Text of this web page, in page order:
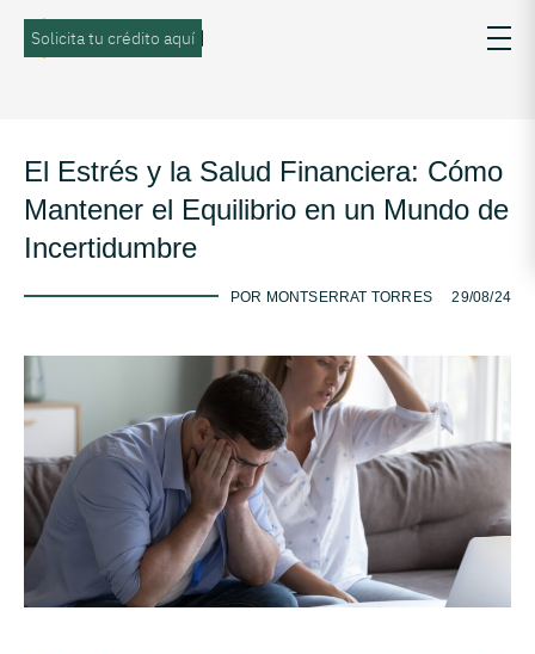
Solicita tu crédito aquí
El Estrés y la Salud Financiera: Cómo
Mantener el Equilibrio en un Mundo de
Incertidumbre
-
POR MONTSERRAT TORRES 29/08/24